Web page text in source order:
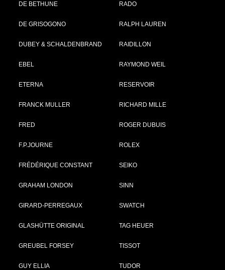
DE BETHUNE
DE GRISOGONO
DUBEY & SCHALDENBRAND
EBEL
ETERNA
FRANCK MULLER
FRED
F.P.JOURNE
FRÉDÉRIQUE CONSTANT
GRAHAM LONDON
GIRARD-PERREGAUX
GLASHÜTTE ORIGINAL
GREUBEL FORSEY
GUY ELLIA
RADO
RALPH LAUREN
RAIDILLON
RAYMOND WEIL
RESERVOIR
RICHARD MILLE
ROGER DUBUIS
ROLEX
SEIKO
SINN
SWATCH
TAG HEUER
TISSOT
TUDOR